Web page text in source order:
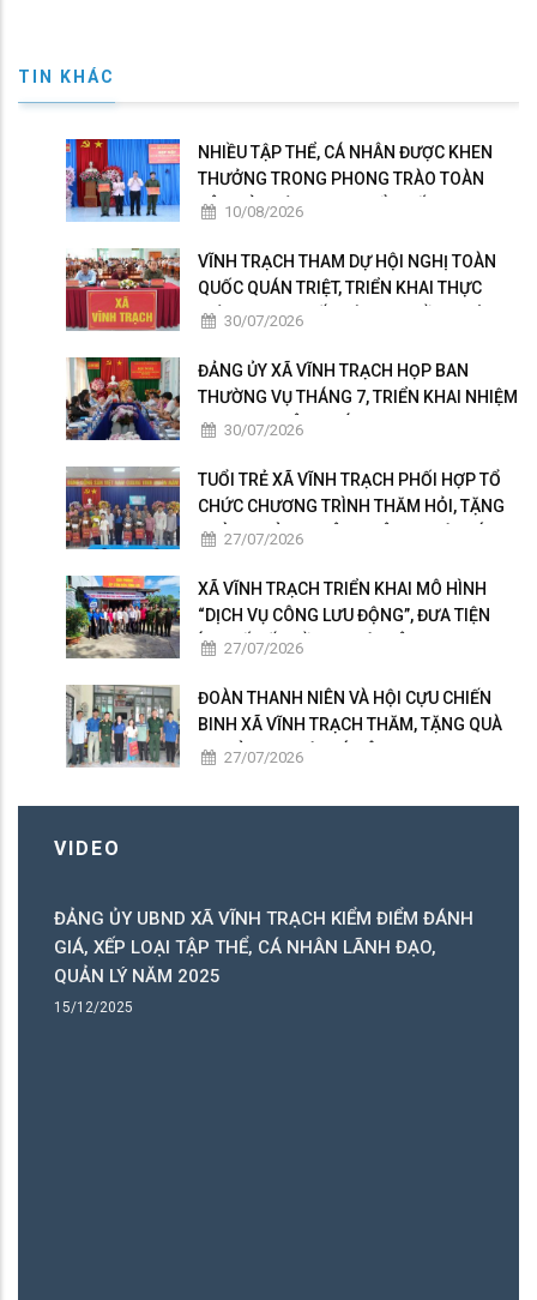
TIN KHÁC
NHIỀU TẬP THỂ, CÁ NHÂN ĐƯỢC KHEN
THƯỞNG TRONG PHONG TRÀO TOÀN
DÂN BẢO VỆ AN NINH TỔ QUỐC
10/08/2026
VĨNH TRẠCH THAM DỰ HỘI NGHỊ TOÀN
QUỐC QUÁN TRIỆT, TRIỂN KHAI THỰC
HIỆN NGHỊ QUYẾT HỘI NGHỊ LẦN THỨ BA
KHÓA XIV
30/07/2026
ĐẢNG ỦY XÃ VĨNH TRẠCH HỌP BAN
THƯỜNG VỤ THÁNG 7, TRIỂN KHAI NHIỆM
VỤ TRỌNG TÂM THÁNG 8
30/07/2026
TUỔI TRẺ XÃ VĨNH TRẠCH PHỐI HỢP TỔ
CHỨC CHƯƠNG TRÌNH THĂM HỎI, TẶNG
QUÀ GIA ĐÌNH THÂN NHÂN NGƯỜI CÓ
27/07/2026
XÃ VĨNH TRẠCH TRIỂN KHAI MÔ HÌNH
“DỊCH VỤ CÔNG LƯU ĐỘNG”, ĐƯA TIỆN
ÍCH SỐ ĐẾN GẦN NGƯỜI DÂN
27/07/2026
ĐOÀN THANH NIÊN VÀ HỘI CỰU CHIẾN
BINH XÃ VĨNH TRẠCH THĂM, TẶNG QUÀ
GIA ĐÌNH NGƯỜI CÓ CÔNG
27/07/2026
VIDEO
ĐẢNG ỦY UBND XÃ VĨNH TRẠCH KIỂM ĐIỂM ĐÁNH
GIÁ, XẾP LOẠI TẬP THỂ, CÁ NHÂN LÃNH ĐẠO,
QUẢN LÝ NĂM 2025
15/12/2025